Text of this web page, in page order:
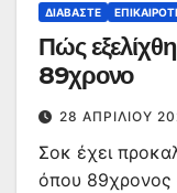
ΔΙΑΒΆΣΤΕ
Πώς
89χρονο
28 ΑΠΡΙΛΊΟΥ
Σοκ έχει
όπου 89χρονος